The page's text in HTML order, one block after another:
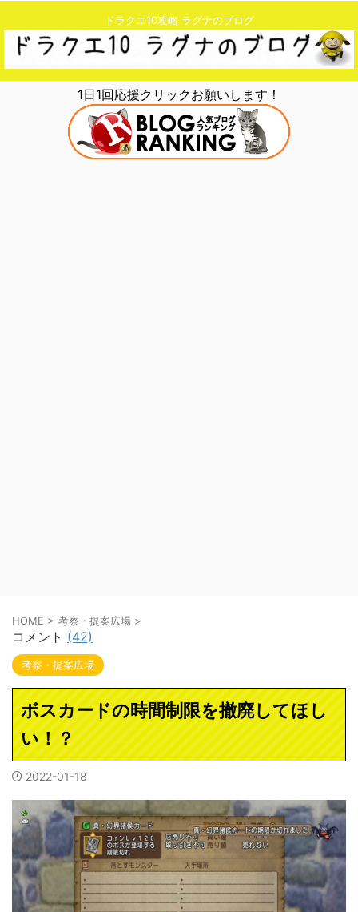
ドラクエ10攻略 ラグナのブログ
1日1回応援クリックお願いします！
HOME > 考察・提案広場 >
コメント (42)
考察・提案広場
ボスカードの時間制限を撤廃してほし
い！？
2022-01-18